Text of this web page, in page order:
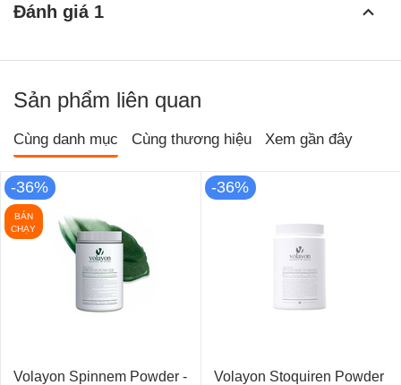
Đánh giá 1
Sản phẩm liên quan
Cùng danh mục Cùng thương hiệu Xem gần đây
-36%
BÁN
CHẠY
Volayon Spinnem Powder -
-36%
Volayon Stoquiren Powder